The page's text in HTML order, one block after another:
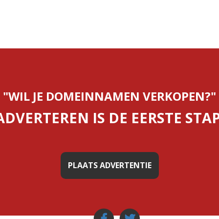
"WIL JE DOMEINNAMEN VERKOPEN?"
IS DE EERSTE
PLAATS ADVERTENTIE